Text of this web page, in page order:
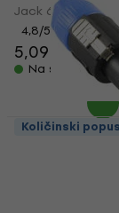
Jack 6,3 mm
4,8/5
5,09 €6,49 €
Na stanju u
Količinski